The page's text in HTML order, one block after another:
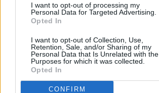
I want to opt-out of processing my
Personal Data for Targeted Advertising.
Opted In
I want to opt-out of Collection, Use,
Retention, Sale, and/or Sharing of my
Personal Data that Is Unrelated with the
Purposes for which it was collected.
Opted In
CONFIRM